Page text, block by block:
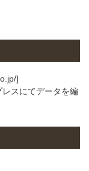
]
スにてデータを編